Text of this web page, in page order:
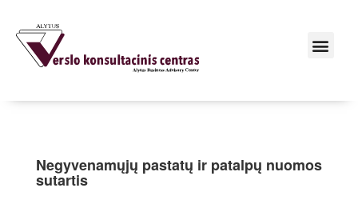
Negyvenamųjų pastatų ir patalpų nuomos
sutartis